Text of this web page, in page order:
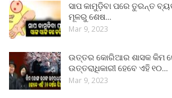
ସାପ କାମୁଡ଼ିବା ପରେ ତୁରନ୍ତ
ମୂଳରୁ ଶେଷ…
Mar 9, 2023
ଉତ୍ତର କୋରିଆର ଶାସକ କିମ
ଉତ୍ତରାଧିକାରୀ ହେବେ ଏହି ୧୦…
Mar 9, 2023